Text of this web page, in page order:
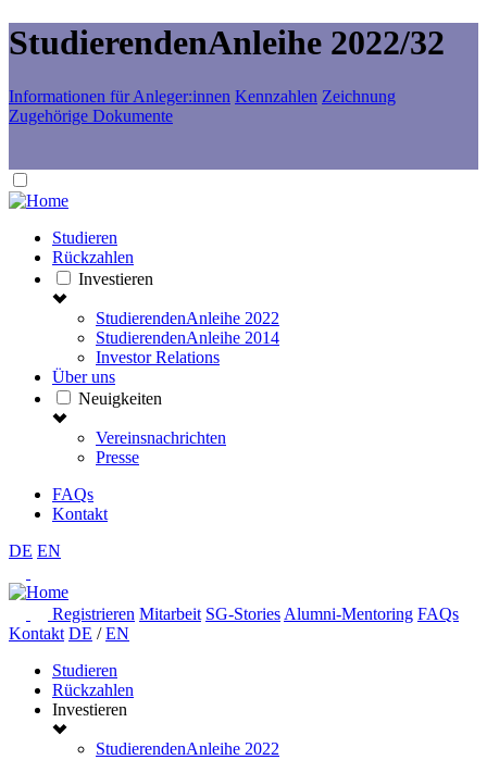
StudierendenAnleihe 2022/32
Informationen für Anleger:innen Kennzahlen Zeichnung
Zugehörige Dokumente
Studieren
Rückzahlen
Investieren
StudierendenAnleihe 2022
StudierendenAnleihe 2014
Investor Relations
Über uns
Neuigkeiten
Vereinsnachrichten
Presse
FAQs
Kontakt
DE EN
Registrieren Mitarbeit SG-Stories Alumni-Mentoring FAQs
Kontakt DE / EN
Studieren
Rückzahlen
Investieren
StudierendenAnleihe 2022